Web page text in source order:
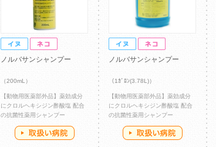
ノルバサンシャンプー
（200mL）
【動物用医薬部外品】薬効成分
にクロルヘキシジン酢酸塩 配合
の抗菌性薬用シャンプー
ノルバサンシャンプー
（1ｶﾞﾛﾝ(3.78L)）
【動物用医薬部外品】薬効成分
にクロルヘキシジン酢酸塩 配合
の抗菌性薬用シャンプー